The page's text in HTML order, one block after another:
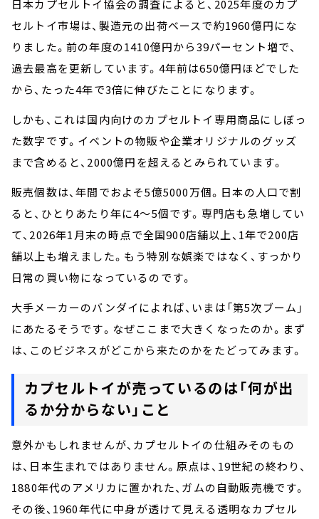
日本カプセルトイ協会の調査によると、2025年度のカプ
セルトイ市場は、製造元の出荷ベースで約1960億円にな
りました。前の年度の1410億円から39パーセント増で、
過去最高を更新しています。4年前は650億円ほどでした
から、たった4年で3倍に伸びたことになります。
しかも、これは国内向けのカプセルトイ専用商品にしぼっ
た数字です。イベントの物販や企業オリジナルのグッズ
まで含めると、2000億円を超えるとみられています。
販売個数は、年間でおよそ5億5000万個。日本の人口で割
ると、ひとりあたり年に4～5個です。専門店も急増してい
て、2026年1月末の時点で全国900店舗以上、1年で200店
舗以上も増えました。もう特別な娯楽ではなく、すっかり
日常の買い物になっているのです。
大手メーカーのバンダイによれば、いまは「第5次ブーム」
にあたるそうです。なぜここまで大きくなったのか。まず
は、このビジネスがどこから来たのかをたどってみます。
カプセルトイが売っているのは「何が出
るか分からない」こと
意外かもしれませんが、カプセルトイの仕組みそのもの
は、日本生まれではありません。原点は、19世紀の終わり、
1880年代のアメリカに置かれた、ガムの自動販売機です。
その後、1960年代に中身が透けて見える透明なカプセル